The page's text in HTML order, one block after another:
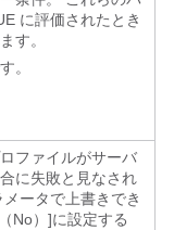
に評価されたとき
す。
。
ファイルがサーバ
に失敗と見なされ
ータで上書きでき
No）]に設定する